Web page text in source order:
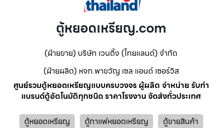
ตู้หยอดเหรียญ.com
(ฝ่ายขาย) บริษัท เวนดิ้ง (ไทยแลนด์) จำกัด
(ฝ่ายผลิต) หจก.พาขวัญ เซล แอนด์ เซอร์วิส
ศูนย์รวมตู้หยอดเหรียญแบบครบวงจร ผู้ผลิต จำหน่าย รับทำ
แบรนด์ตู้อัตโนมัติทุกชนิด ราคาโรงงาน จัดส่งทั่วประเทศ
ตู้หยอดเหรียญ ตู้กาแฟหยอดเหรียญ
ตู้ขายสินค้า